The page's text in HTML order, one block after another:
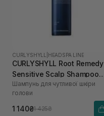
CURLYSHYLL HEADSPA LINE
CURLYSHYLL Root Remedy
Sensitive Scalp Shampoo
360 мл
Шампунь для чутливої шкіри
голови
1 140₴1 425₴